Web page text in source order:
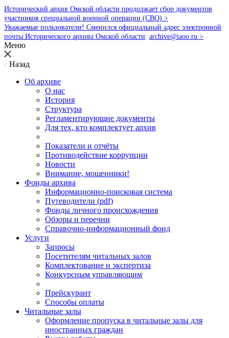
Исторический архив Омской области продолжает сбор документов
участников специальной военной операции (СВО) >
Уважаемые пользователи! Сменился официальный адрес электронной
почты Исторического архива Омской области: archive@iaoo.ru >
Меню
Назад
Об архиве
О нас
История
Структура
Регламентирующие документы
Для тех, кто комплектует архив
Показатели и отчёты
Противодействие коррупции
Новости
Внимание, мошенники!
Фонды архива
Информационно-поисковая система
Путеводители (pdf)
Фонды личного происхождения
Обзоры и перечни
Справочно-информационный фонд
Услуги
Запросы
Посетителям читальных залов
Комплектование и экспертиза
Конкурсным управляющим
Прейскурант
Способы оплаты
Читальные залы
Оформление пропуска в читальные залы для
иностранных граждан